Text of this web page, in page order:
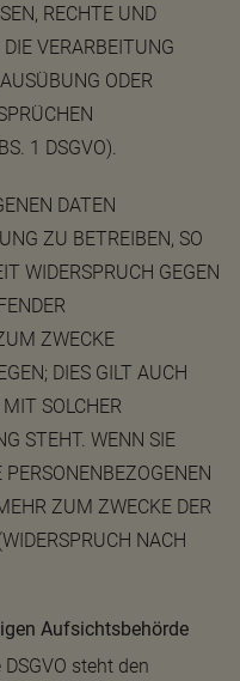
RECHTE UND
VERARBEITUNG
ODER
1 DSGVO).
DATEN
ZU BETREIBEN, SO
WIDERSPRUCH GEGEN
ZWECKE
DIES GILT AUCH
SOLCHER
STEHT. WENN SIE
PERSONENBEZOGENEN
ZUM ZWECKE DER
NACH
Aufsichts­behörde
steht den